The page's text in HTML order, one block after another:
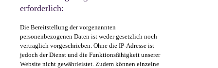
erforderlich:
Die Bereitstellung der vorgenannten
personenbezogenen Daten ist weder gesetzlich noch
vertraglich vorgeschrieben. Ohne die IP-Adresse ist
jedoch der Dienst und die Funktionsfähigkeit unserer
Website nicht gewährleistet. Zudem können einzelne